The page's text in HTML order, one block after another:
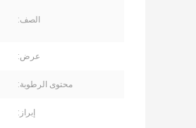
الصف:
عرض:
محتوى الرطوبة:
إبراز: